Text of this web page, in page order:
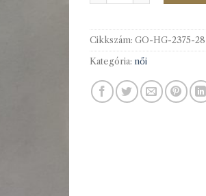
Cikkszám: GO-HG-2375-28
Kategória: női